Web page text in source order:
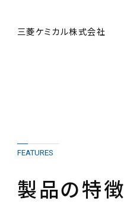
三菱ケミカル株式会社
FEATURES
製品の特徴